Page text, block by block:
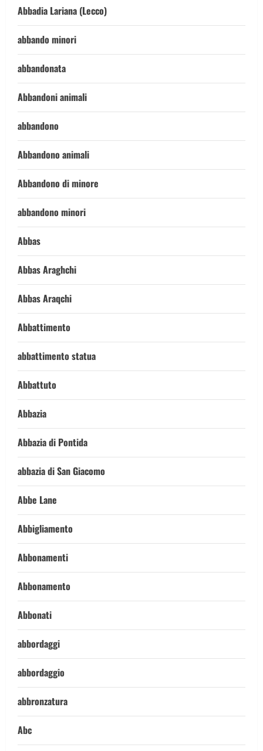
Abbadia Lariana (Lecco)
abbando minori
abbandonata
Abbandoni animali
abbandono
Abbandono animali
Abbandono di minore
abbandono minori
Abbas
Abbas Araghchi
Abbas Araqchi
Abbattimento
abbattimento statua
Abbattuto
Abbazia
Abbazia di Pontida
abbazia di San Giacomo
Abbe Lane
Abbigliamento
Abbonamenti
Abbonamento
Abbonati
abbordaggi
abbordaggio
abbronzatura
Abc